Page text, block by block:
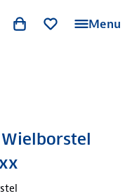
Menu